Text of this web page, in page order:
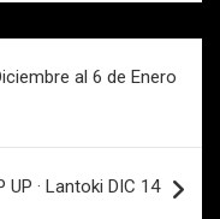
al 6 de Enero
UP · Lantoki DIC 14